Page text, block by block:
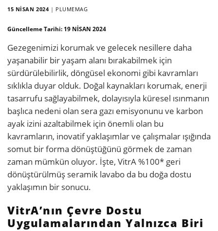
15 NISAN 2024| PLUMEMAG
Güncelleme Tarihi: 19 NISAN 2024
Gezegenimizi korumak ve gelecek nesillere daha
yaşanabilir bir yaşam alanı bırakabilmek için
sürdürülebilirlik, döngüsel ekonomi gibi kavramları
sıklıkla duyar olduk. Doğal kaynakları korumak, enerji
tasarrufu sağlayabilmek, dolayısıyla küresel ısınmanın
başlıca nedeni olan sera gazı emisyonunu ve karbon
ayak izini azaltabilmek için önemli olan bu
kavramların, inovatif yaklaşımlar ve çalışmalar ışığında
somut bir forma dönüştüğünü görmek de zaman
zaman mümkün oluyor. İşte, VitrA %100* geri
dönüştürülmüş seramik lavabo da bu doğa dostu
yaklaşımın bir sonucu.
VitrA’nın Çevre Dostu
Uygulamalarından Yalnızca Biri